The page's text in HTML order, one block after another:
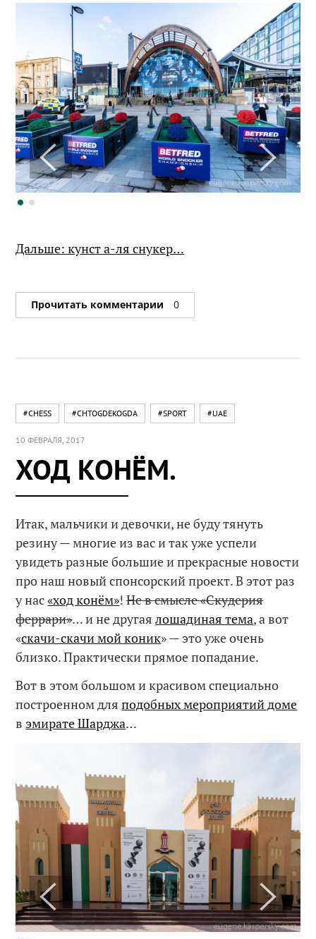
Дальше: кунст а-ля снукер…
Прочитать комментарии 0
#CHESS #CHTOGDEKOGDA #SPORT #UAE
10 ФЕВРАЛЯ, 2017
ХОД КОНЁМ.
Итак, мальчики и девочки, не буду тянуть
резину — многие из вас и так уже успели
увидеть разные большие и прекрасные новости
про наш новый спонсорский проект. В этот раз
у нас«ход конём»!Не в смысле «Скудерия
феррари»… и не другаялошадиная тема, а вот
«скачи-скачи мой коник» — это уже очень
близко. Практически прямое попадание.
Вот в этом большом и красивом специально
построенном дляподобных мероприятий доме
в эмирате Шарджа…